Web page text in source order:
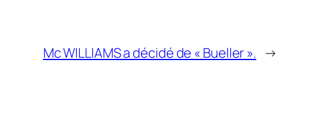
Mc WILLIAMS a décidé de « Bueller ». →